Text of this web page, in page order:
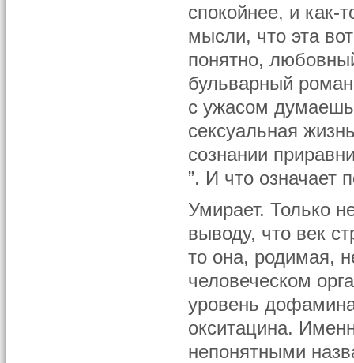
спокойнее, и
мысли, что эта
понятно,
бульварный
с ужасом
сексуальная
сознании
”. И что означает
Умирает. Только
выводу, что век
то она, родимая,
человеческом
уровень
окситацина.
непонятными